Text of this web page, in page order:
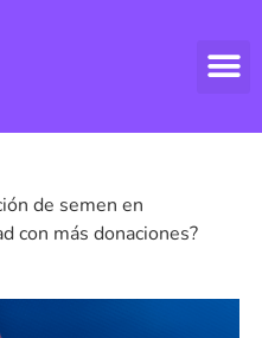
de semen en
con más donaciones?